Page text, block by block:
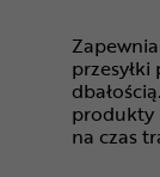
produkty
na czas